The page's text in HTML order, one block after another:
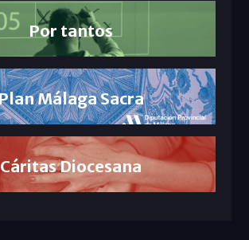
Por tantos
Málaga Sacra
Cáritas Diocesana